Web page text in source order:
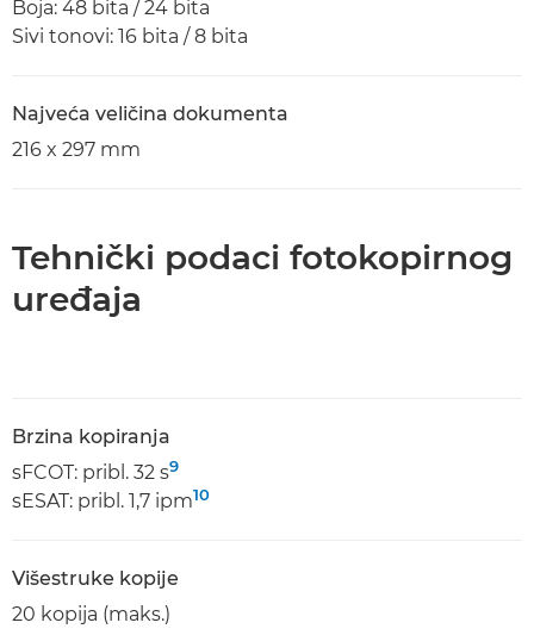
Boja: 48 bita / 24 bita
Sivi tonovi: 16 bita / 8 bita
Najveća veličina dokumenta
216 x 297 mm
Tehnički podaci fotokopirnog
uređaja
Brzina kopiranja
sFCOT: pribl. 32 s9
sESAT: pribl. 1,7 ipm10
Višestruke kopije
20 kopija (maks.)